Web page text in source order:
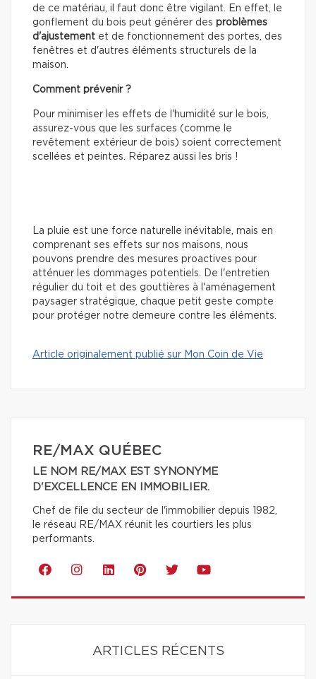
de ce matériau, il faut donc être vigilant. En effet, le
gonflement du bois peut générer des problèmes
d'ajustement et de fonctionnement des portes, des
fenêtres et d'autres éléments structurels de la
maison.
Comment prévenir ?
Pour minimiser les effets de l'humidité sur le bois,
assurez-vous que les surfaces (comme le
revêtement extérieur de bois) soient correctement
scellées et peintes. Réparez aussi les bris !
La pluie est une force naturelle inévitable, mais en
comprenant ses effets sur nos maisons, nous
pouvons prendre des mesures proactives pour
atténuer les dommages potentiels. De l'entretien
régulier du toit et des gouttières à l'aménagement
paysager stratégique, chaque petit geste compte
pour protéger notre demeure contre les éléments.
Article originalement publié sur Mon Coin de Vie
RE/MAX QUÉBEC
LE NOM RE/MAX EST SYNONYME
D'EXCELLENCE EN IMMOBILIER.
Chef de file du secteur de l'immobilier depuis 1982,
le réseau RE/MAX réunit les courtiers les plus
performants.
ARTICLES RÉCENTS